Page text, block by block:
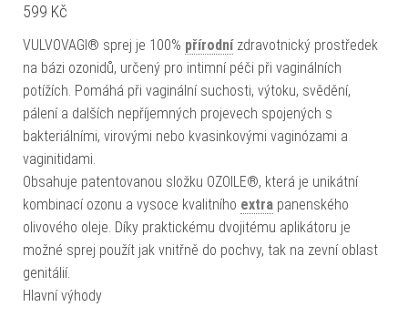
599 Kč
VULVOVAGI® sprej je 100% přírodnízdravotnický prostředek
na bázi ozonidů, určený pro intimní péči při vaginálních
potížích. Pomáhá při vaginální suchosti, výtoku, svědění,
pálení a dalších nepříjemných projevech spojených s
bakteriálními, virovými nebo kvasinkovými vaginózami a
vaginitidami.
Obsahuje patentovanou složku OZOILE®, která je unikátní
kombinací ozonu a vysoce kvalitního extra panenského
olivového oleje. Díky praktickému dvojitému aplikátoru je
možné sprej použít jak vnitřně do pochvy, tak na zevní oblast
genitálií.
Hlavní výhody